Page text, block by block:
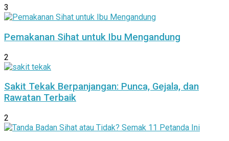
3
Pemakanan Sihat untuk Ibu Mengandung
2
Sakit Tekak Berpanjangan: Punca, Gejala, dan
Rawatan Terbaik
2